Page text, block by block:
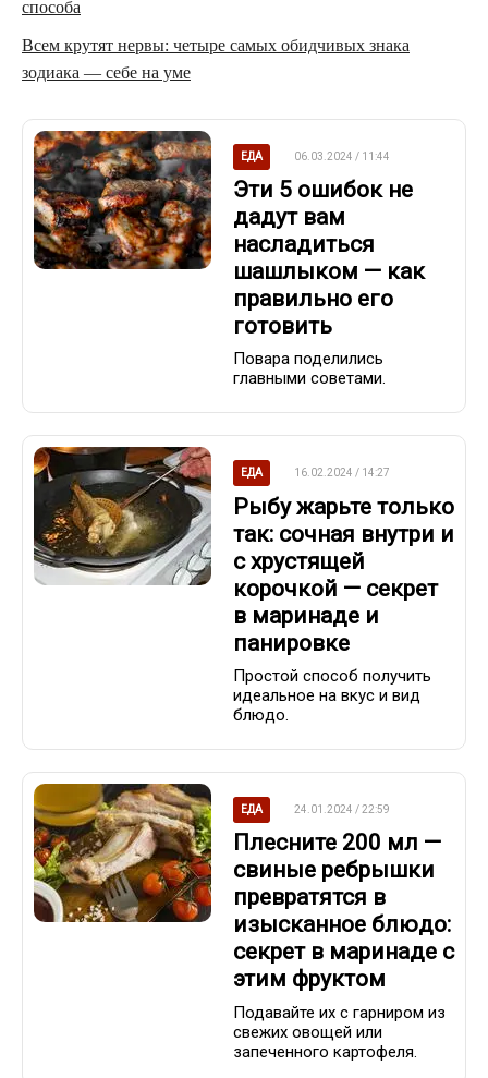
способа
Всем крутят нервы: четыре самых обидчивых знака
зодиака — себе на уме
ЕДА 06.03.2024 / 11:44
Эти 5 ошибок не
дадут вам
насладиться
шашлыком — как
правильно его
готовить
Повара поделились
главными советами.
ЕДА 16.02.2024 / 14:27
Рыбу жарьте только
так: сочная внутри и
с хрустящей
корочкой — секрет
в маринаде и
панировке
Простой способ получить
идеальное на вкус и вид
блюдо.
ЕДА 24.01.2024 / 22:59
Плесните 200 мл —
свиные ребрышки
превратятся в
изысканное блюдо:
секрет в маринаде с
этим фруктом
Подавайте их с гарниром из
свежих овощей или
запеченного картофеля.